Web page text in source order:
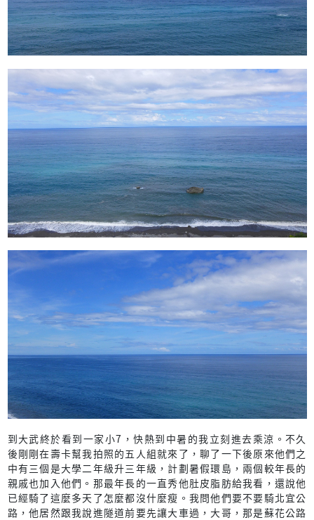
到大武終於看到一家小7，快熱到中暑的我立刻進去乘涼。不久
後剛剛在壽卡幫我拍照的五人組就來了，聊了一下後原來他們之
中有三個是大學二年級升三年級，計劃暑假環島，兩個較年長的
親戚也加入他們。那最年長的一直秀他肚皮脂肪給我看，還說他
已經騎了這麼多天了怎麼都沒什麼瘦。我問他們要不要騎北宜公
路，他居然跟我說進隧道前要先讓大車過，大哥，那是蘇花公路